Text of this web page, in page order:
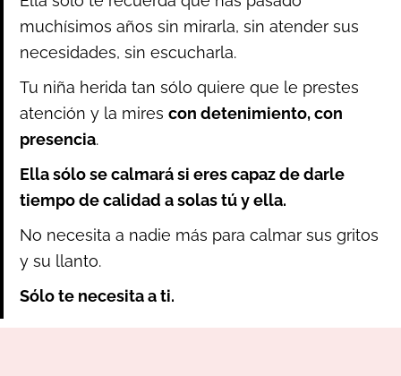
muchísimos años sin mirarla, sin atender sus
necesidades, sin escucharla.
Tu niña herida tan sólo quiere que le prestes
atención y la mires con detenimiento, con
presencia.
Ella sólo se calmará si eres capaz de darle
tiempo de calidad a solas tú y ella.
No necesita a nadie más para calmar sus gritos
y su llanto.
Sólo te necesita a ti.